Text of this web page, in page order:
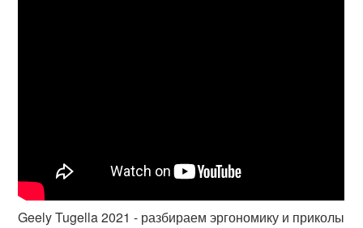
Geely Tugella 2021 - разбираем эргономику и приколы